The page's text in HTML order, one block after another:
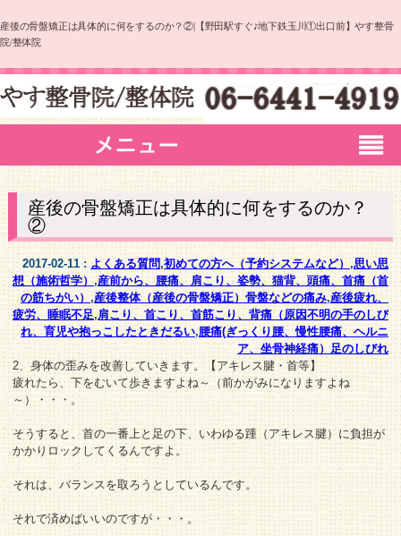
産後の骨盤矯正は具体的に何をするのか？②|【野田駅すぐ♪地下鉄玉川①出口前】やす整骨
院/整体院
産後の骨盤矯正は具体的に何をするのか？
②
2017-02-11 : よくある質問,初めての方へ（予約システムなど） ,思い思
想（施術哲学）,産前から、腰痛、肩こり、姿勢、猫背、頭痛、首痛（首
の筋ちがい）,産後整体（産後の骨盤矯正）骨盤などの痛み,産後疲れ、
疲労、睡眠不足,肩こり、首こり、首筋こり、背痛（原因不明の手のしび
れ、育児や抱っこしたときだるい,腰痛(ぎっくり腰、慢性腰痛、ヘルニ
ア、坐骨神経痛）足のしびれ
2、身体の歪みを改善していきます。【アキレス腱・首等】
疲れたら、下をむいて歩きますよね～（前かがみになりますよね
～）・・・。
そうすると、首の一番上と足の下、いわゆる踵（アキレス腱）に負担が
かかりロックしてくるんですよ。
それは、バランスを取ろうとしているんです。
それで済めばいいのですが・・・。